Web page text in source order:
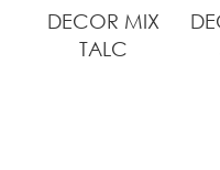
DECOR MIX
TALC